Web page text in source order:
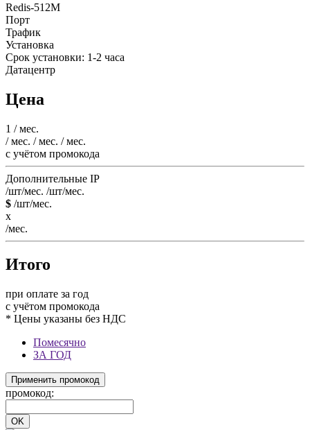
Redis-512M
Порт
Трафик
Установка
Срок установки: 1-2 часа
Датацентр
Цена
1 / мес.
/ мес. / мес. / мес.
c учётом промокода
Дополнительные IP
/шт/мес. /шт/мес.
$ /шт/мес.
x
/мес.
Итого
при оплате за год
c учётом промокода
* Цены указаны без НДС
Помесячно
ЗА ГОД
Применить промокод
промокод:
OK